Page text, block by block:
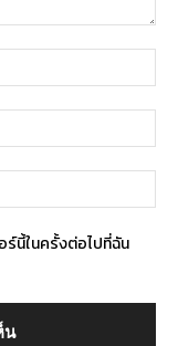
ร์นี้ในครั้งต่อไปที่ฉัน